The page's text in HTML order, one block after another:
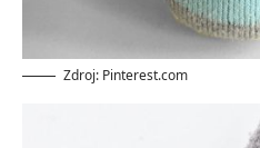
Zdroj: Pinterest.com